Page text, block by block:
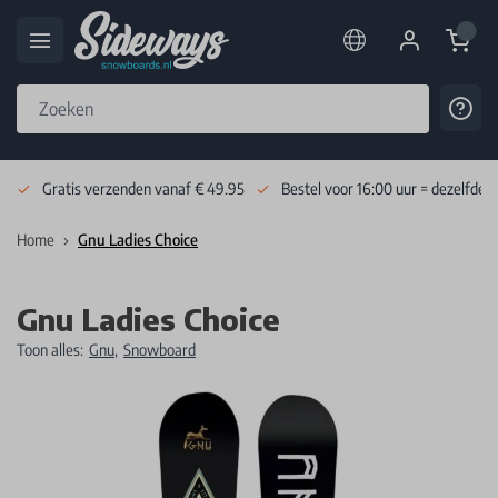
Cart
Gratis verzenden vanaf € 49.95 Bestel voor 16:00 uur = dezelfde
Home Gnu Ladies Choice
Gnu Ladies Choice
Toon alles: Gnu, Snowboard